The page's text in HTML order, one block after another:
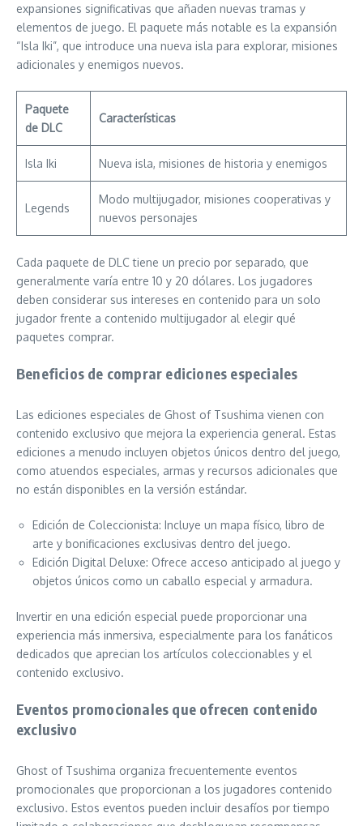
expansiones significativas que añaden nuevas tramas y
elementos de juego. El paquete más notable es la expansión
“Isla Iki”, que introduce una nueva isla para explorar, misiones
adicionales y enemigos nuevos.
Paquete
de DLC
Características
Isla Iki Nueva isla, misiones de historia y enemigos
Legends
Modo multijugador, misiones cooperativas y
nuevos personajes
Cada paquete de DLC tiene un precio por separado, que
generalmente varía entre 10 y 20 dólares. Los jugadores
deben considerar sus intereses en contenido para un solo
jugador frente a contenido multijugador al elegir qué
paquetes comprar.
Beneficios de comprar ediciones especiales
Las ediciones especiales de Ghost of Tsushima vienen con
contenido exclusivo que mejora la experiencia general. Estas
ediciones a menudo incluyen objetos únicos dentro del juego,
como atuendos especiales, armas y recursos adicionales que
no están disponibles en la versión estándar.
Edición de Coleccionista: Incluye un mapa físico, libro de
arte y bonificaciones exclusivas dentro del juego.
Edición Digital Deluxe: Ofrece acceso anticipado al juego y
objetos únicos como un caballo especial y armadura.
Invertir en una edición especial puede proporcionar una
experiencia más inmersiva, especialmente para los fanáticos
dedicados que aprecian los artículos coleccionables y el
contenido exclusivo.
Eventos promocionales que ofrecen contenido
exclusivo
Ghost of Tsushima organiza frecuentemente eventos
promocionales que proporcionan a los jugadores contenido
exclusivo. Estos eventos pueden incluir desafíos por tiempo